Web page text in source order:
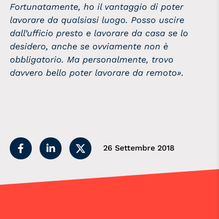
Fortunatamente, ho il vantaggio di poter
lavorare da qualsiasi luogo. Posso uscire
dall’ufficio presto e lavorare da casa se lo
desidero, anche se ovviamente non è
obbligatorio. Ma personalmente, trovo
davvero bello poter lavorare da remoto».
26 Settembre 2018